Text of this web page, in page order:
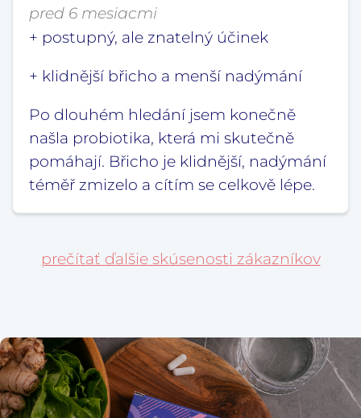
pred 6 mesiacmi
+ postupný, ale znatelný účinek
+ klidnější břicho a menší nadýmání
Po dlouhém hledání jsem konečně
našla probiotika, která mi skutečně
pomáhají. Břicho je klidnější, nadýmání
téměř zmizelo a cítím se celkově lépe.
prečítať ďalšie skúsenosti zákazníkov